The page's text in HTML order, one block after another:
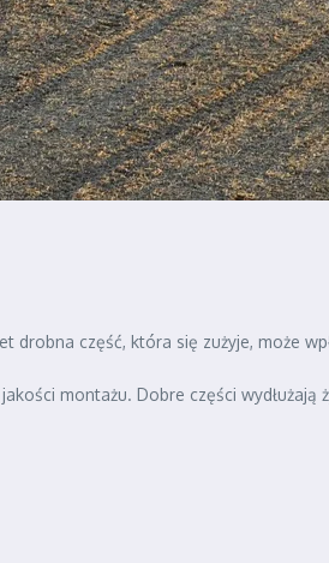
część, która się zużyje, może
montażu. Dobre części wydłużają